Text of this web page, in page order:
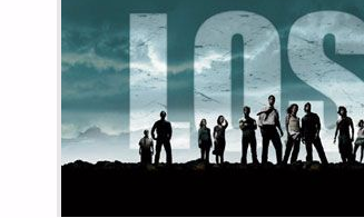
随
笔"